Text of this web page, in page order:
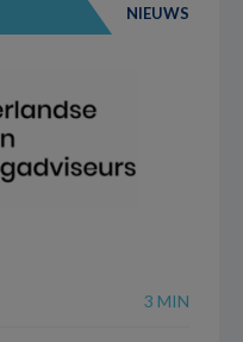
NIEUWS
3 MIN